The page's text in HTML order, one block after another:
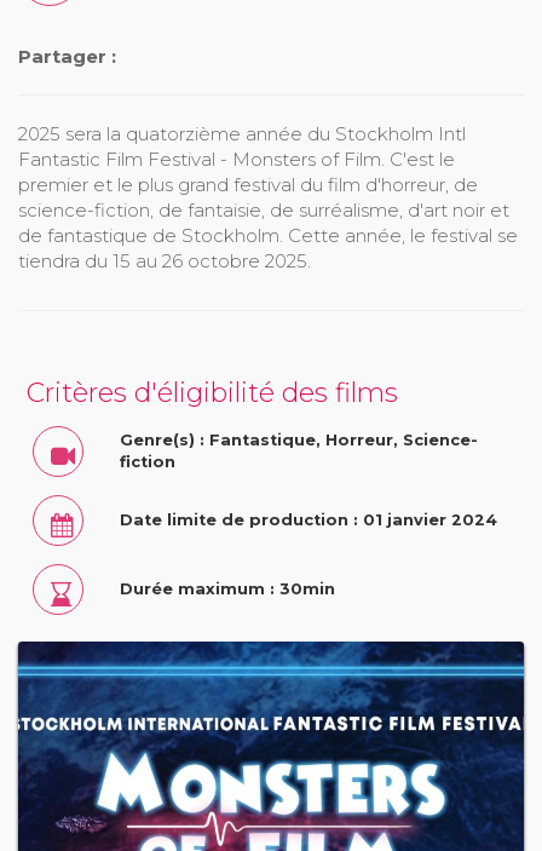
Partager :
2025 sera la quatorzième année du Stockholm Intl
Fantastic Film Festival - Monsters of Film. C'est le
premier et le plus grand festival du film d'horreur, de
science-fiction, de fantaisie, de surréalisme, d'art noir et
de fantastique de Stockholm. Cette année, le festival se
tiendra du 15 au 26 octobre 2025.
Critères d'éligibilité des films
Genre(s) : Fantastique, Horreur, Science-
fiction
Date limite de production : 01 janvier 2024
Durée maximum : 30min